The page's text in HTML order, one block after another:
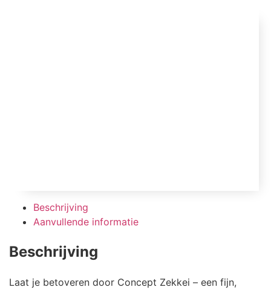
Beschrijving
Aanvullende informatie
Beschrijving
Laat je betoveren door Concept Zekkei – een fijn,